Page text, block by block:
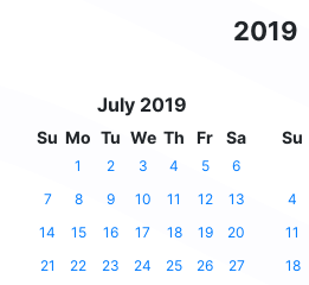
2019
July 2019
Su Mo Tu We Th Fr Sa
1 2 3 4 5
6
7
8 9 10 11 12
13
14
15 16 17 18 19
20
21
22 23 24 25 26
27
Su
4
11
18